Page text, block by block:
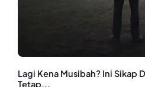
Lagi Kena Musibah? Ini Sikap
Tetap...